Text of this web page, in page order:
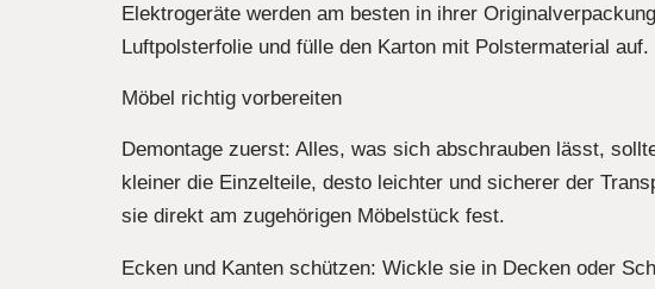
Elektrogeräte werden am besten in ihrer
Luftpolsterfolie und fülle den Karton mit Polstermaterial auf.
Möbel richtig vorbereiten
Demontage zuerst: Alles, was sich abschrauben lässt,
kleiner die Einzelteile, desto leichter und sicherer der
sie direkt am zugehörigen Möbelstück fest.
Ecken und Kanten schützen: Wickle sie in Decken oder